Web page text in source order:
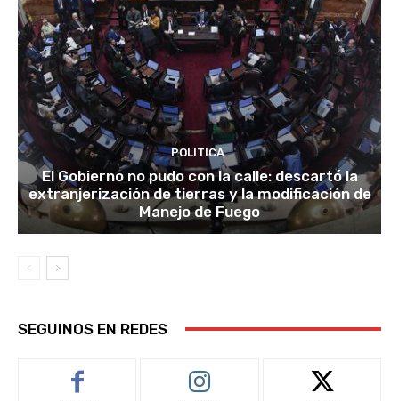
POLITICA
El Gobierno no pudo con la calle: descartó la
extranjerización de tierras y la modificación de
Manejo de Fuego
SEGUINOS EN REDES